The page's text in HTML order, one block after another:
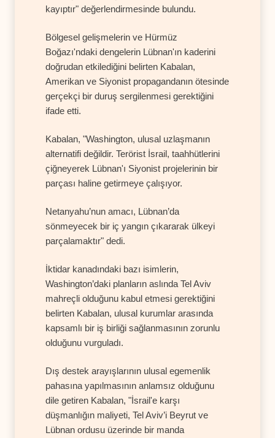
kayıptır" değerlendirmesinde bulundu.
Bölgesel gelişmelerin ve Hürmüz
Boğazı'ndaki dengelerin Lübnan'ın kaderini
doğrudan etkilediğini belirten Kabalan,
Amerikan ve Siyonist propagandanın ötesinde
gerçekçi bir duruş sergilenmesi gerektiğini
ifade etti.
Kabalan, "Washington, ulusal uzlaşmanın
alternatifi değildir. Terörist İsrail, taahhütlerini
çiğneyerek Lübnan'ı Siyonist projelerinin bir
parçası haline getirmeye çalışıyor.
Netanyahu’nun amacı, Lübnan’da
sönmeyecek bir iç yangın çıkararak ülkeyi
parçalamaktır" dedi.
İktidar kanadındaki bazı isimlerin,
Washington’daki planların aslında Tel Aviv
mahreçli olduğunu kabul etmesi gerektiğini
belirten Kabalan, ulusal kurumlar arasında
kapsamlı bir iş birliği sağlanmasının zorunlu
olduğunu vurguladı.
Dış destek arayışlarının ulusal egemenlik
pahasına yapılmasının anlamsız olduğunu
dile getiren Kabalan, "İsrail'e karşı
düşmanlığın maliyeti, Tel Aviv’i Beyrut ve
Lübnan ordusu üzerinde bir manda